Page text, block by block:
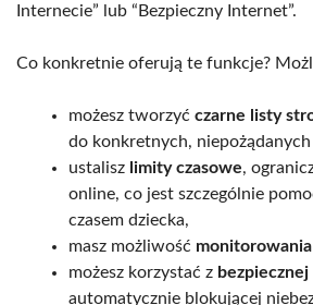
Internecie” lub “Bezpieczny Internet”.
Co konkretnie oferują te funkcje?
możesz tworzyć czarne listy
do konkretnych,
ustalisz limity czasowe,
online, co jest szczególnie
czasem dziecka,
masz możliwość
możesz korzystać z
automatycznie blokującej